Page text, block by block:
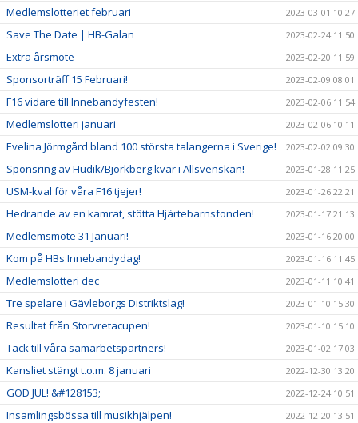
Medlemslotteriet februari 2023-03-01 10:27
Save The Date | HB-Galan 2023-02-24 11:50
Extra årsmöte 2023-02-20 11:59
Sponsorträff 15 Februari! 2023-02-09 08:01
F16 vidare till Innebandyfesten! 2023-02-06 11:54
Medlemslotteri januari 2023-02-06 10:11
Evelina Jörmgård bland 100 största talangerna i Sverige! 2023-02-02 09:30
Sponsring av Hudik/Björkberg kvar i Allsvenskan! 2023-01-28 11:25
USM-kval för våra F16 tjejer! 2023-01-26 22:21
Hedrande av en kamrat, stötta Hjärtebarnsfonden! 2023-01-17 21:13
Medlemsmöte 31 Januari! 2023-01-16 20:00
Kom på HBs Innebandydag! 2023-01-16 11:45
Medlemslotteri dec 2023-01-11 10:41
Tre spelare i Gävleborgs Distriktslag! 2023-01-10 15:30
Resultat från Storvretacupen! 2023-01-10 15:10
Tack till våra samarbetspartners! 2023-01-02 17:03
Kansliet stängt t.o.m. 8 januari 2022-12-30 13:20
GOD JUL! &#128153; 2022-12-24 10:51
Insamlingsbössa till musikhjälpen! 2022-12-20 13:51